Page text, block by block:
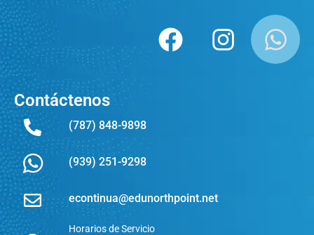
Contáctenos
(787) 848-9898
(939) 251-9298
econtinua@edunorthpoint.net
Horarios de Servicio